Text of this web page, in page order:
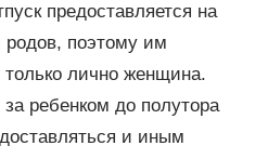
предоставляется на
родов, поэтому им
только лично женщина.
ребенком до полутора
и иным